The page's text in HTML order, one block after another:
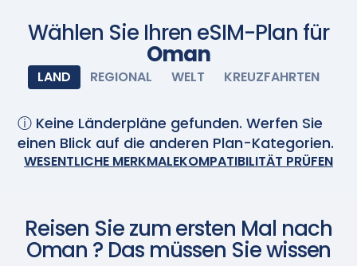
Scannen Sie mit Ihrer Kamera
aktiviert. Genießen Sie nahtlose Konnektivität.
Wählen Sie Ihren eSIM-Plan für
Oman
LAND REGIONAL WELT KREUZFAHRTEN
ⓘ Keine Länderpläne gefunden. Werfen Sie
einen Blick auf die anderen Plan-Kategorien.
WESENTLICHE MERKMALEKOMPATIBILITÄT PRÜFEN
Reisen Sie zum ersten Mal nach
Oman ? Das müssen Sie wissen